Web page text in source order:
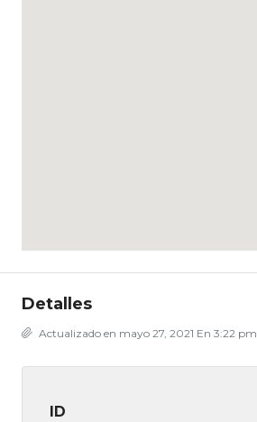
Detalles
Actualizado en mayo 27, 2021 En 3:22 pm
ID